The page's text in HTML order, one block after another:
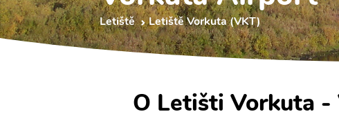
Letiště Letiště Vorkuta (VKT)
O Letišti Vorkuta